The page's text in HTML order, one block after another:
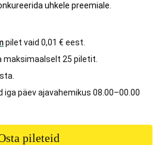
uhkele preemiale.
pilet vaid 0,01 € eest.
maksimaalselt 25 piletit.
iga päev ajavahemikus 08.00–00.00
pileteid